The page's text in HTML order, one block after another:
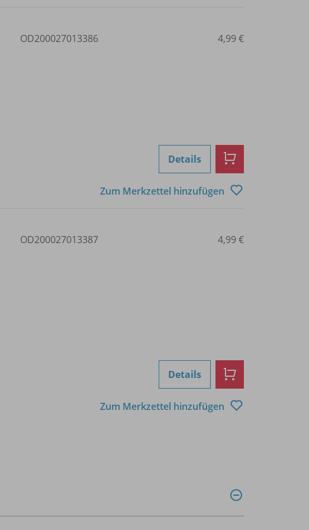
OD200027013386 4,99 €
Details
Zum Merkzettel hinzufügen
OD200027013387 4,99 €
Details
Zum Merkzettel hinzufügen